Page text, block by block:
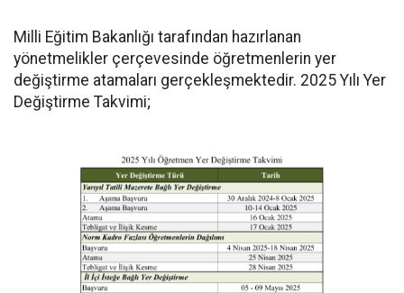
Milli Eğitim Bakanlığı tarafından hazırlanan
yönetmelikler çerçevesinde öğretmenlerin yer
değiştirme atamaları gerçekleşmektedir. 2025 Yılı Yer
Değiştirme Takvimi;